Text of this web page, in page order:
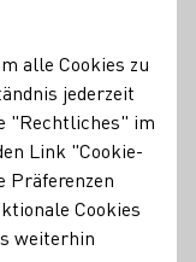
Deutsche
Heimat in Baden.
alle Cookies zu
jederzeit
"Rechtliches" im
Link "Cookie-
Präferenzen
Cookies
weiterhin